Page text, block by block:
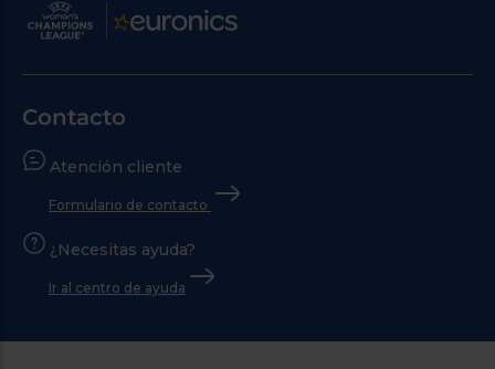
Contacto
Atención cliente
Formulario de contacto
¿Necesitas ayuda?
Ir al centro de ayuda